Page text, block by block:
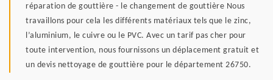
réparation de gouttière - le changement de gouttière Nous
travaillons pour cela les différents matériaux tels que le zinc,
l’aluminium, le cuivre ou le PVC. Avec un tarif pas cher pour
toute intervention, nous fournissons un déplacement gratuit et
un devis nettoyage de gouttière pour le département 26750.